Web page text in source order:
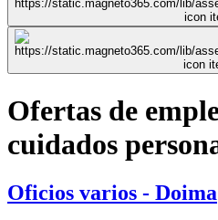
Ofertas de
cuidados
Oficios varios - Doima